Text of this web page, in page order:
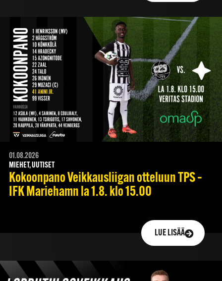
01.08.2026
MIEHET, UUTISET
Kokoonpano Veikkausliigan otteluun TPS –
IFK Mariehamn la 1.8. klo 15.00
LUE LISÄÄ